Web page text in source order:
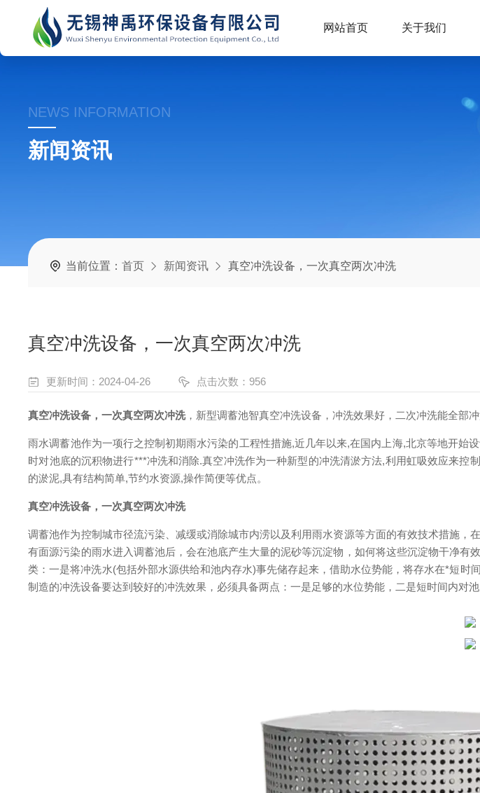
网站首页 关于我们
NEWS INFORMATION
新闻资讯
当前位置：首页 新闻资讯 真空冲洗设备，一次真空两次冲洗
真空冲洗设备，一次真空两次冲洗
更新时间：2024-04-26 点击次数：956
真空冲洗设备，一次真空两次冲洗，新型调蓄池智真空冲洗设备，冲洗效果好，二次冲洗能全部冲
雨水调蓄池作为一项行之控制初期雨水污染的工程性措施,近几年以来,在国内上海,北京等地开
时对池底的沉积物进行***冲洗和消除.真空冲洗作为一种新型的冲洗清淤方法,利用虹吸效应来
的淤泥,具有结构简单,节约水资源,操作简便等优点。
真空冲洗设备，一次真空两次冲洗
调蓄池作为控制城市径流污染、减缓或消除城市内涝以及利用雨水资源等方面的有效技术措施
有面源污染的雨水进入调蓄池后，会在池底产生大量的泥砂等沉淀物，如何将这些沉淀物干净
类：一是将冲洗水(包括外部水源供给和池内存水)事先储存起来，借助水位势能，将存水在*短
制造的冲洗设备要达到较好的冲洗效果，必须具备两点：一是足够的水位势能，二是短时间内对